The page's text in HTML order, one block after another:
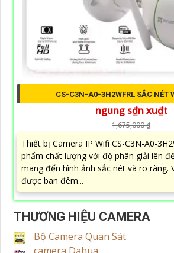
CS-C3N-A0-3H2WFRL SẮC NÉT
ngung s₫n xu₫t
1,675,000 ₫
Thiết bị Camera IP Wifi CS-C3N-A0-
phẩm chất lượng với độ phân giải lên
mang đến hình ảnh sắc nét và rõ ràng.
được ban đêm...
THƯƠNG HIỆU CAMERA
Bộ Camera Quan Sát